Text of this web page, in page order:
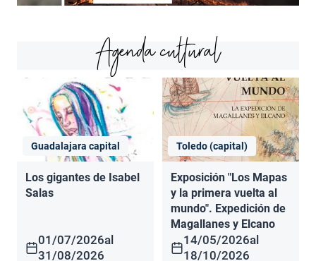
Agenda cultural
Guadalajara capital
Los gigantes de Isabel
Salas
01/07/2026al
31/08/2026
Toledo (capital)
Exposición "Los Mapas
y la primera vuelta al
mundo". Expedición de
Magallanes y Elcano
14/05/2026al
18/10/2026